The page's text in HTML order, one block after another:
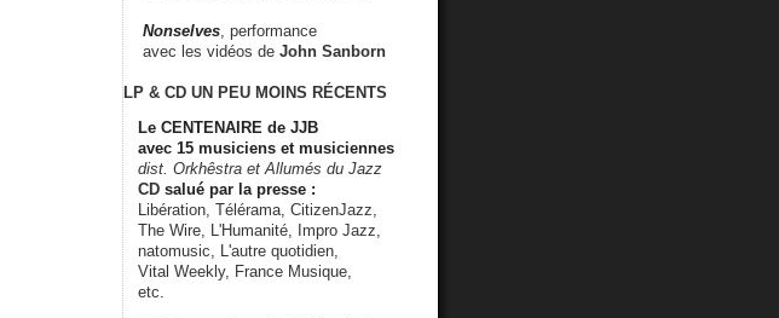
Nonselves , performance
avec les vidéos de John Sanborn
LP & CD UN PEU MOINS RÉCENTS
Le CENTENAIRE de JJB
avec 15 musiciens et musiciennes
dist. Orkhêstra et Allumés du Jazz
CD salué par la presse :
Libération, Télérama, CitizenJazz,
The Wire, L'Humanité, Impro Jazz,
natomusic, L'autre quotidien,
Vital Weekly, France Musique,
etc.